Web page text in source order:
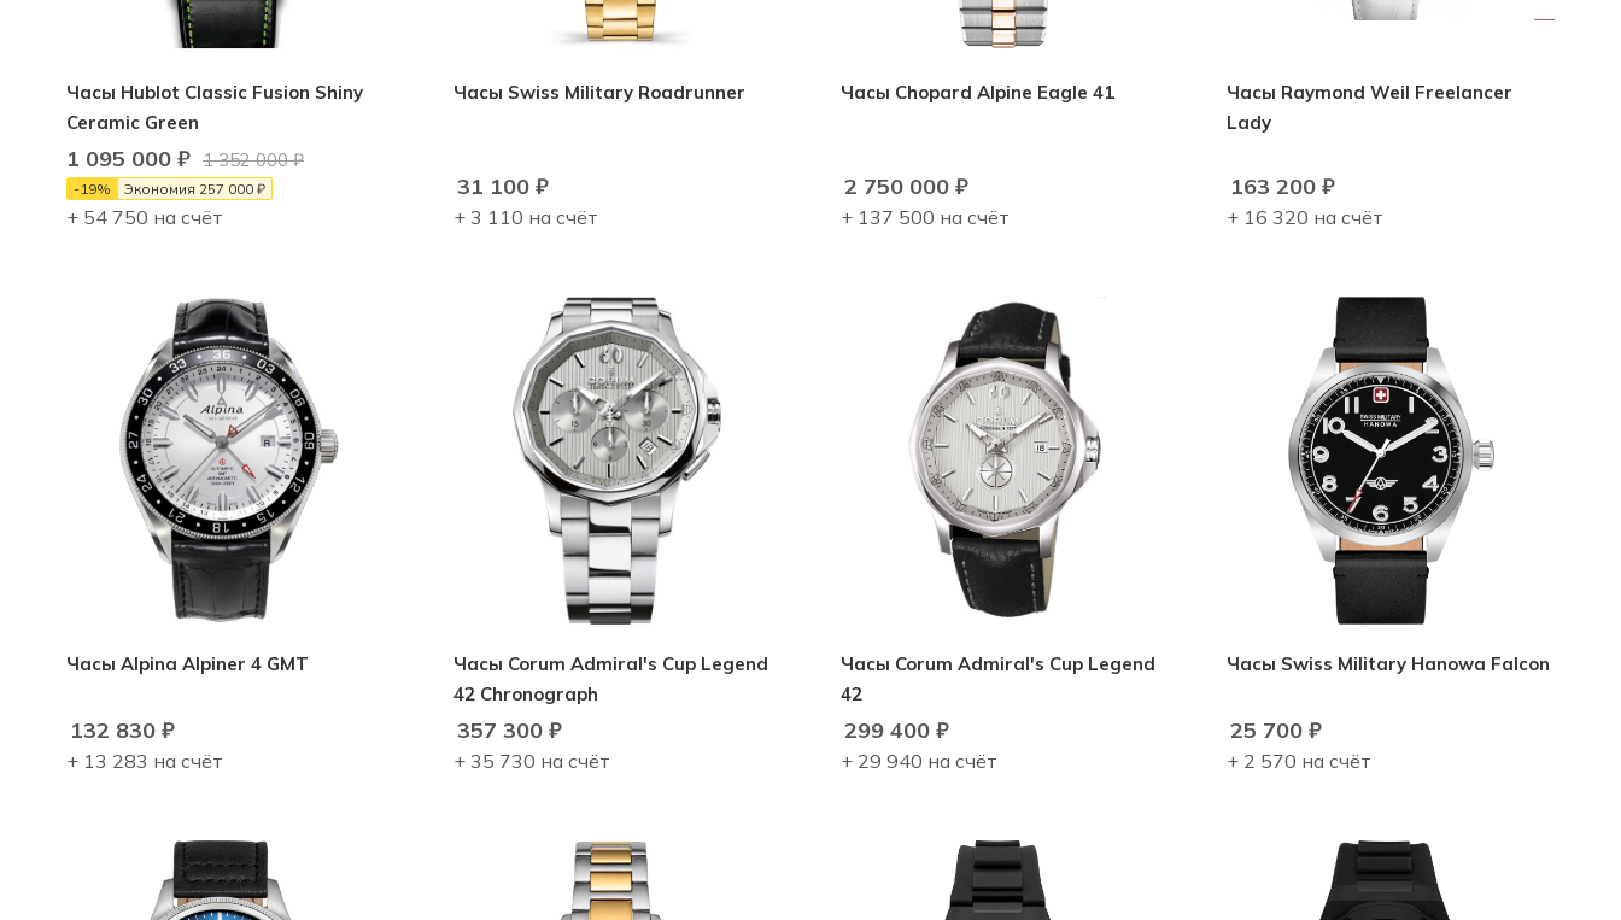
Часы Hublot Classic Fusion Shiny
Ceramic Green
1 095 000 ₽ 1 352 000₽
-19% Экономия 257 000 ₽
+ 54 750 на счёт
Часы Swiss Military Roadrunner
31 100₽
+ 3 110 на счёт
Часы Chopard Alpine Eagle 41
2 750 000₽
+ 137 500 на счёт
Часы Raymond Weil Freelancer
Lady
163 200 ₽
+ 16 320 на счёт
Часы Alpina Alpiner 4 GMT
132 830 ₽
+ 13 283 на счёт
Часы Corum Admiral's Cup Legend
42 Chronograph
357 300₽
+ 35 730 на счёт
Часы Corum Admiral's Cup Legend
42
299 400₽
+ 29 940 на счёт
Часы Swiss Military Hanowa Falcon
25 700 ₽
+ 2 570 на счёт